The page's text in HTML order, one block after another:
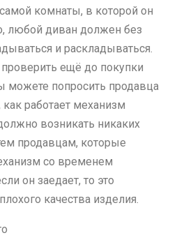
комнаты, в которой он
любой диван должен без
и раскладываться.
ещё до покупки
можете попросить продавца
работает механизм
возникать никаких
продавцам, которые
со временем
он заедает, то это
качества изделия.